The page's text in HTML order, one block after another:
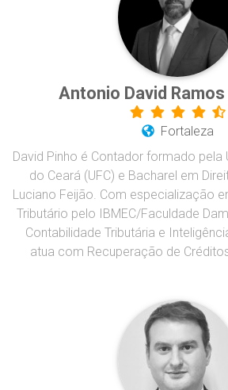
Antonio David
Fortaleza
David Pinho é Contador formado pela
do Ceará (UFC) e Bacharel em
Luciano Feijão. Com especialização
Tributário pelo IBMEC/Faculdade
Contabilidade Tributária e
atua com Recuperação de